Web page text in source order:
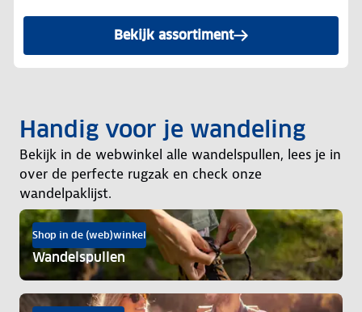
Bekijk assortiment
Handig voor je wandeling
Bekijk in de webwinkel alle wandelspullen, lees je in
over de perfecte rugzak en check onze
wandelpaklijst.
Shop in de (web)winkel
Wandelspullen